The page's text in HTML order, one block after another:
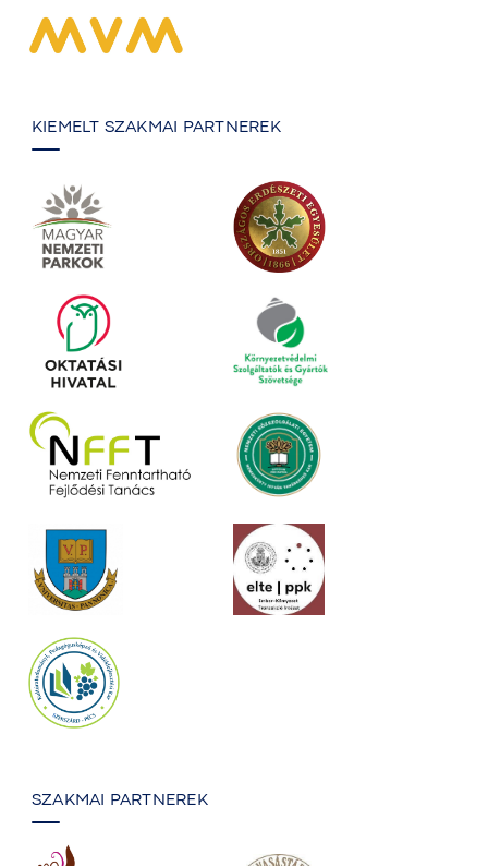
KIEMELT SZAKMAI PARTNEREK
SZAKMAI PARTNEREK